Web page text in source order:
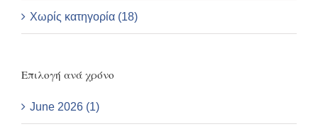
Χωρίς κατηγορία (18)
Επιλογή ανά χρόνο
June 2026 (1)